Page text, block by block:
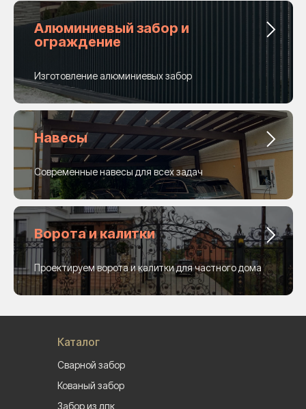
Алюминиевый забор и
ограждение
Изготовление алюминиевых забор
Навесы
Современные навесы для всех задач
Ворота и калитки
Проектируем ворота и калитки для частного дома
Каталог
Сварной забор
Кованый забор
Забор из дпк